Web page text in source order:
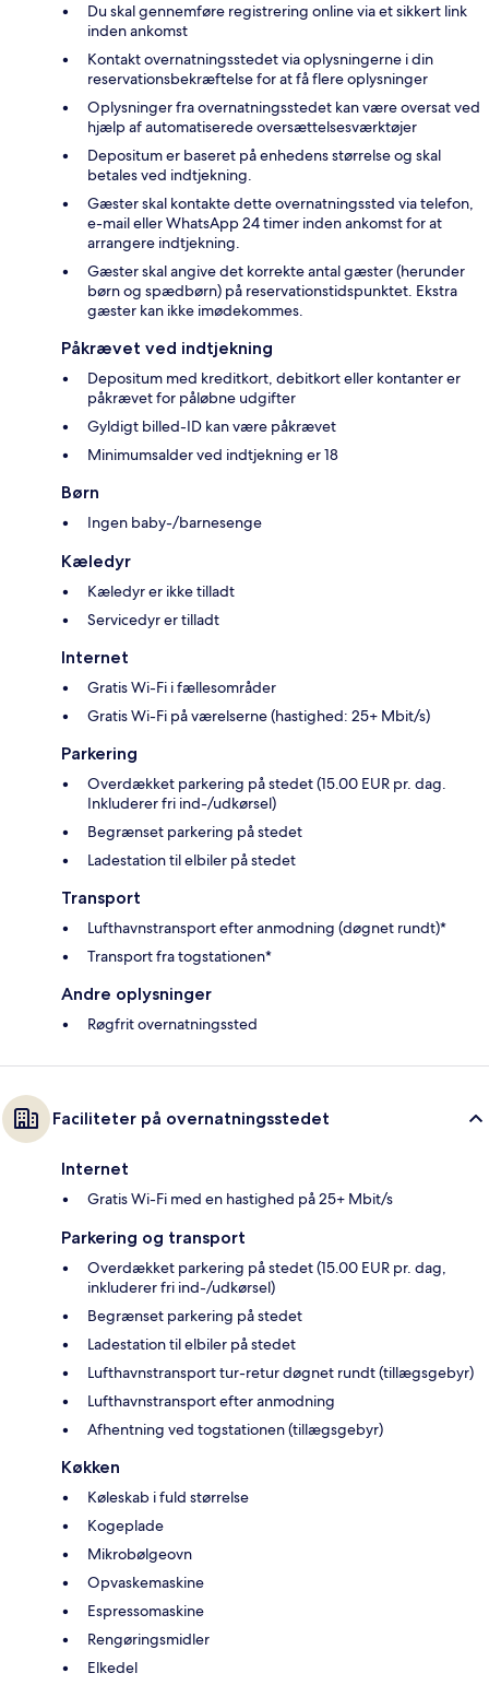
Du skal gennemføre registrering online via et sikkert link
inden ankomst
Kontakt overnatningsstedet via oplysningerne i din
reservationsbekræftelse for at få flere oplysninger
Oplysninger fra overnatningsstedet kan være oversat ved
hjælp af automatiserede oversættelsesværktøjer
Depositum er baseret på enhedens størrelse og skal
betales ved indtjekning.
Gæster skal kontakte dette overnatningssted via telefon,
e-mail eller WhatsApp 24 timer inden ankomst for at
arrangere indtjekning.
Gæster skal angive det korrekte antal gæster (herunder
børn og spædbørn) på reservationstidspunktet. Ekstra
gæster kan ikke imødekommes.
Påkrævet ved indtjekning
Depositum med kreditkort, debitkort eller kontanter er
påkrævet for påløbne udgifter
Gyldigt billed-ID kan være påkrævet
Minimumsalder ved indtjekning er 18
Børn
Ingen baby-/barnesenge
Kæledyr
Kæledyr er ikke tilladt
Servicedyr er tilladt
Internet
Gratis Wi-Fi i fællesområder
Gratis Wi-Fi på værelserne (hastighed: 25+ Mbit/s)
Parkering
Overdækket parkering på stedet (15.00 EUR pr. dag.
Inkluderer fri ind-/udkørsel)
Begrænset parkering på stedet
Ladestation til elbiler på stedet
Transport
Lufthavnstransport efter anmodning (døgnet rundt)*
Transport fra togstationen*
Andre oplysninger
Røgfrit overnatningssted
Faciliteter på overnatningsstedet
Internet
Gratis Wi-Fi med en hastighed på 25+ Mbit/s
Parkering og transport
Overdækket parkering på stedet (15.00 EUR pr. dag,
inkluderer fri ind-/udkørsel)
Begrænset parkering på stedet
Ladestation til elbiler på stedet
Lufthavnstransport tur-retur døgnet rundt (tillægsgebyr)
Lufthavnstransport efter anmodning
Afhentning ved togstationen (tillægsgebyr)
Køkken
Køleskab i fuld størrelse
Kogeplade
Mikrobølgeovn
Opvaskemaskine
Espressomaskine
Rengøringsmidler
Elkedel